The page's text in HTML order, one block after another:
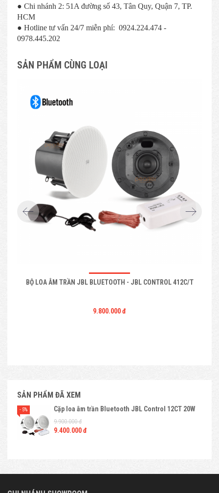
● Chi nhánh 2: 51A đường số 43, Tân Quy, Quận 7, TP.
HCM
● Hotline tư vấn 24/7 miễn phí: 0924.224.474 -
0978.445.202
SẢN PHẨM CÙNG LOẠI
BỘ LOA ÂM TRẦN JBL BLUETOOTH - JBL CONTROL 412C/T
9.800.000 đ
SẢN PHẨM ĐÃ XEM
Cặp loa âm trần Bluetooth JBL Control 12CT 20W
9.900.000 đ
9.400.000 đ
- 5%